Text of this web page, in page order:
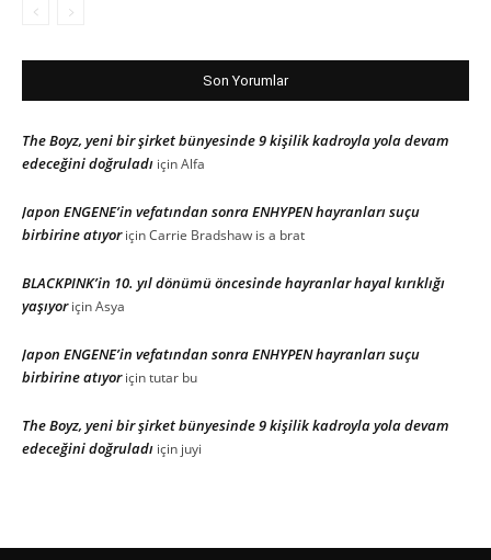
Son Yorumlar
The Boyz, yeni bir şirket bünyesinde 9 kişilik kadroyla yola devam
edeceğini doğruladı içinAlfa
Japon ENGENE’in vefatından sonra ENHYPEN hayranları suçu
birbirine atıyoriçinCarrie Bradshaw is a brat
BLACKPINK’in 10. yıl dönümü öncesinde hayranlar hayal kırıklığı
yaşıyoriçinAsya
Japon ENGENE’in vefatından sonra ENHYPEN hayranları suçu
birbirine atıyoriçintutar bu
The Boyz, yeni bir şirket bünyesinde 9 kişilik kadroyla yola devam
edeceğini doğruladı için juyi